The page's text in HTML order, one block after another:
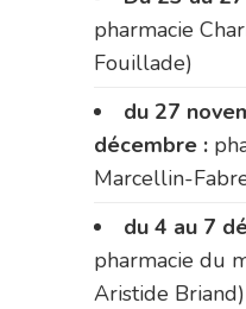
pharmacie
Fouillade)
du 27
décembre :
Marcellin-
du 4 au 7
pharmacie du
Aristide Briand)